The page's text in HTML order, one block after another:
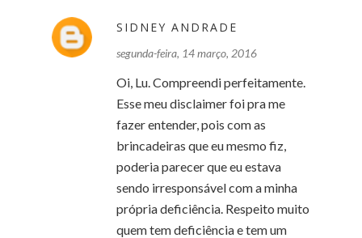
SIDNEY ANDRADE
segunda-feira, 14 março, 2016
Oi, Lu. Compreendi perfeitamente.
Esse meu disclaimer foi pra me
fazer entender, pois com as
brincadeiras que eu mesmo fiz,
poderia parecer que eu estava
sendo irresponsável com a minha
própria deficiência. Respeito muito
quem tem deficiência e tem um